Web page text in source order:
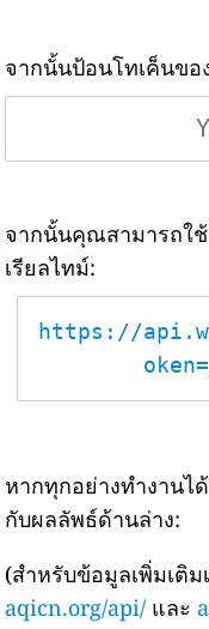
จากนั้นป้อนโทเค็นข
จากนั้นคุณสามารถใช้
เรียลไทม์:
https://
หากทุกอย่างทำงาน
กับผลลัพธ์ด้านล่าง:
(สำหรับข้อมูลเพิ่มเติ
aqicn.org/api/ และ